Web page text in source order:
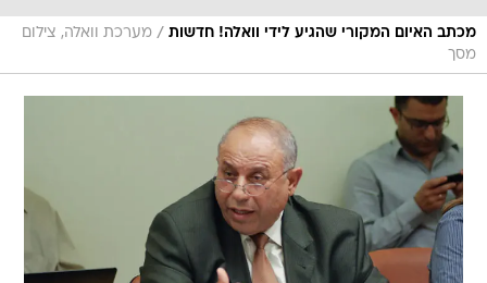
מכתב האיום המקורי שהגיע לידי וואלה! חדשות / מערכת וואלה, צילום
מסך